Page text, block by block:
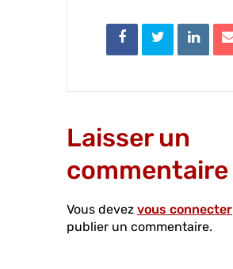
Laisser un
commentaire
Vous devez vous connecter
publier un commentaire.